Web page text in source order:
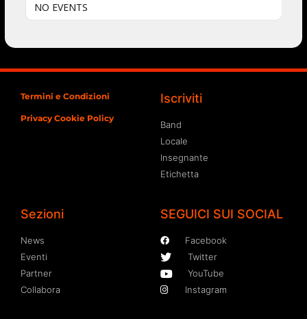
NO EVENTS
Termini e Condizioni
Privacy Cookie Policy
Iscriviti
Band
Locale
Insegnante
Etichetta
Sezioni
News
Eventi
Partner
Collabora
SEGUICI SUI SOCIAL
Facebook
Twitter
YouTube
Instagram